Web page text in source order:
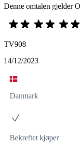
Denne omtalen gjelder
TV908
14/12/2023
Danmark
Bekreftet kjøper